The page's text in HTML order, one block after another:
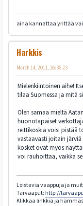
aina kannattaa yrittää
Harkkis
March 14, 2011, 16:36:23
Mielenkiintoinen aihe!
tilaa Suomessa ja mitä
Olen samaa mieltä
huonotapaiset
reittikoskia voisi pistää
vastaavasti joitain
kosket ovat myös
voi rauhoittaa, vaikka
Loistavia vaappuja ja
Tarvaaput: http://
Klikkaa linkkiä ja